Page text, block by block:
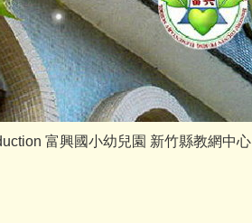
富興國小幼兒園 新竹縣教網中心